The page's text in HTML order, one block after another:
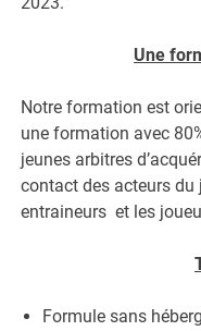
Une
Notre formation est
une formation avec
jeunes arbitres
contact des acteurs
entraineurs et les
Formule